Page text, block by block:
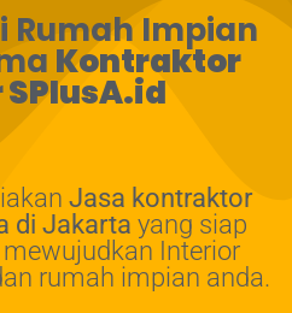
Rumah Impian
Kontraktor
Jasa kontraktor
di Jakarta yang siap
Interior
rumah impian anda.